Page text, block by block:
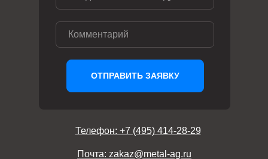
ОТПРАВИТЬ ЗАЯВКУ
Телефон: +7 (495) 414-28-29
Почта: zakaz@metal-ag.ru